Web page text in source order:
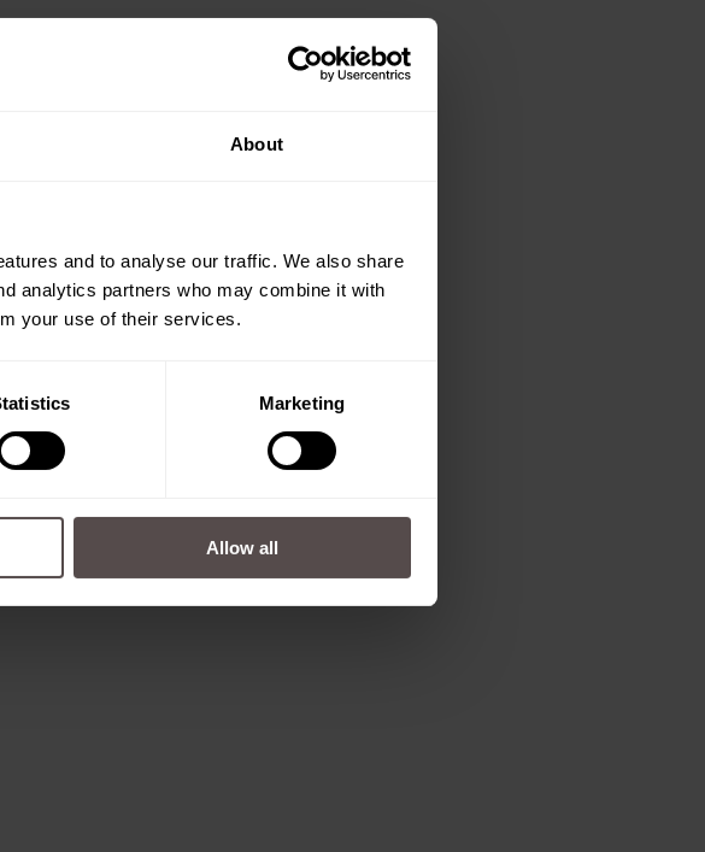
About
and to analyse our traffic. We also share
analytics partners who may combine it with
your use of their services.
Marketing
Allow all